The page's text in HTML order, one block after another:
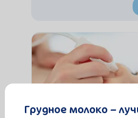
вызванное продолжительным и
безутешным плачем малыша.
Грудное молоко –